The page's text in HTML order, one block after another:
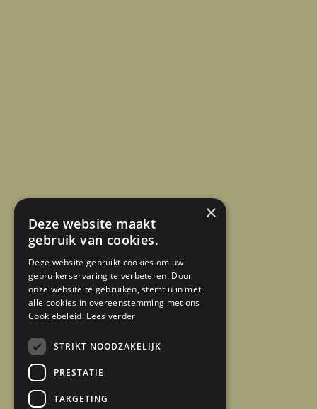
×
Deze website maakt
gebruik van cookies.
Deze website gebruikt cookies om uw
gebruikerservaring te verbeteren. Door
onze website te gebruiken, stemt u in met
alle cookies in overeenstemming met ons
Cookiebeleid. Lees verder
STRIKT NOODZAKELIJK
PRESTATIE
TARGETING